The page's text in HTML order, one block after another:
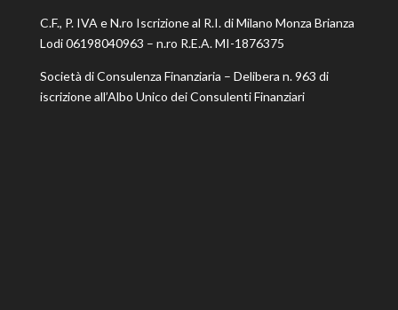
C.F., P. IVA e N.ro Iscrizione al R.I. di Milano Monza Brianza
Lodi 06198040963 – n.ro R.E.A. MI-1876375
Società di Consulenza Finanziaria – Delibera n. 963 di
iscrizione all’Albo Unico dei Consulenti Finanziari